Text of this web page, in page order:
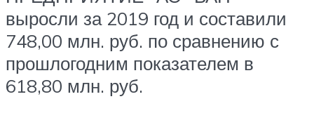
выросли за 2019 год и составили
748,00 млн. руб. по сравнению с
прошлогодним показателем в
618,80 млн. руб.